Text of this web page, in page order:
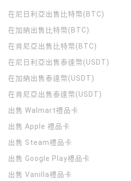
在尼日利亞出售比特幣(BTC)
在加納出售比特幣(BTC)
在肯尼亞出售比特幣(BTC)
在尼日利亞出售泰達幣(USDT)
在加納出售泰達幣(USDT)
在肯尼亞出售泰達幣(USDT)
出售 Walmart禮品卡
出售 Apple 禮品卡
出售 Steam禮品卡
出售 Google Play禮品卡
出售 Vanilla禮品卡